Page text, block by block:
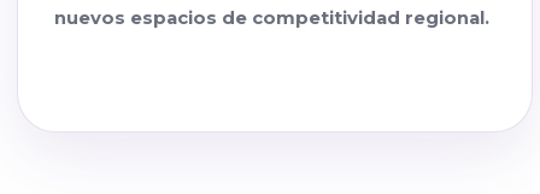
nuevos espacios de competitividad regional.